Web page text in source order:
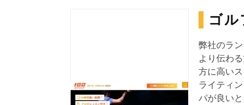
ゴ
弊社のラ
より伝わ
方に高い
ライティ
パが良い